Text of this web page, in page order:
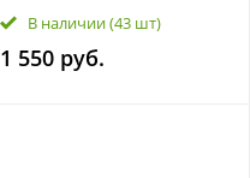
В наличии(43 шт)
1 550 руб.